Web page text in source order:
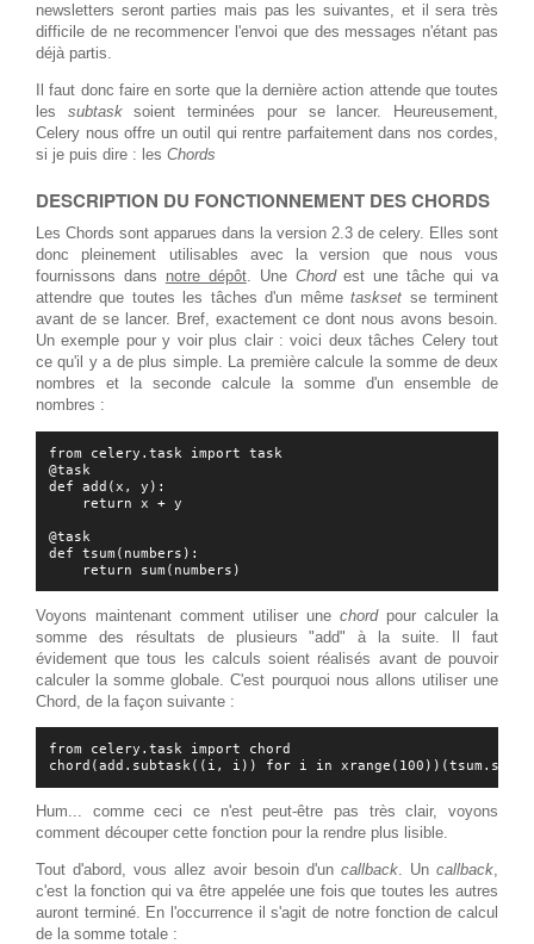
newsletters seront parties mais pas les suivantes, et il sera très
difficile de ne recommencer l'envoi que des messages n'étant pas
déjà partis.
Il faut donc faire en sorte que la dernière action attende que toutes
les subtasksoient terminées pour se lancer. Heureusement,
Celery nous offre un outil qui rentre parfaitement dans nos cordes,
si je puis dire : les Chords
DESCRIPTION DU FONCTIONNEMENT DES CHORDS
Les Chords sont apparues dans la version 2.3 de celery. Elles sont
donc pleinement utilisables avec la version que nous vous
fournissons dans notre dépôt. Une Chordest une tâche qui va
attendre que toutes les tâches d'un mêmetaskset se terminent
avant de se lancer. Bref, exactement ce dont nous avons besoin.
Un exemple pour y voir plus clair : voici deux tâches Celery tout
ce qu'il y a de plus simple. La première calcule la somme de deux
nombres et la seconde calcule la somme d'un ensemble de
nombres :
from celery.task import task
@task
def add(x, y):
    return x + y
@task
def tsum(numbers):
Voyons maintenant comment utiliser une chordpour calculer la
somme des résultats de plusieurs "add" à la suite. Il faut
évidement que tous les calculs soient réalisés avant de pouvoir
calculer la somme globale. C'est pourquoi nous allons utiliser une
Chord, de la façon suivante :
from celery.task import chord
Hum... comme ceci ce n'est peut-être pas très clair, voyons
comment découper cette fonction pour la rendre plus lisible.
Tout d'abord, vous allez avoir besoin d'un callback . Un callback
c'est la fonction qui va être appelée une fois que toutes les autres
auront terminé. En l'occurrence il s'agit de notre fonction de calcul
de la somme totale :